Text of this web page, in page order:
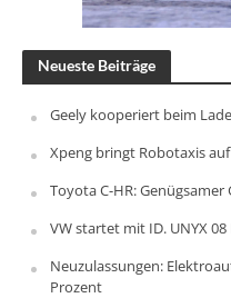
Neueste Beiträge
Geely kooperiert beim
Xpeng bringt Robotaxis
Toyota C-HR:
VW startet mit ID. UNYX
Neuzulassungen:
Prozent